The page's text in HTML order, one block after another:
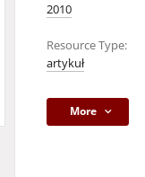
2010
Resource Type:
artykuł
More